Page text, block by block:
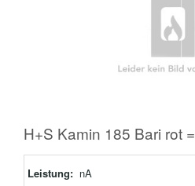
H+S Kamin 185 Bari rot =
Leistung: nA